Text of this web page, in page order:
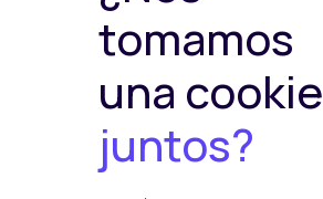
Política de Seguridad de la
Información
Plataformas de pago
tomamos
una cookie
juntos?